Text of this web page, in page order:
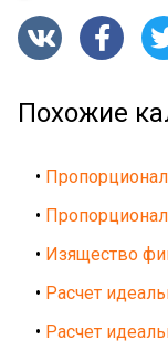
 
Похожие
•
•
• Изящество
• Расчет
• Расчет